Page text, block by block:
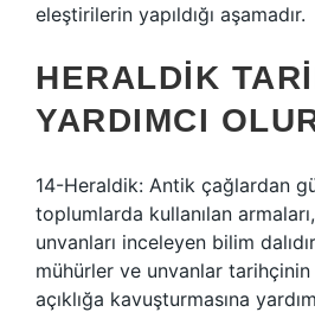
eleştirilerin yapıldığı aşamadır.
HERALDIK
YARDIMCI
14-Heraldik: Antik çağlardan
toplumlarda kullanılan
unvanları inceleyen bilim
mühürler ve unvanlar tarihçinin
açıklığa kavuşturmasına